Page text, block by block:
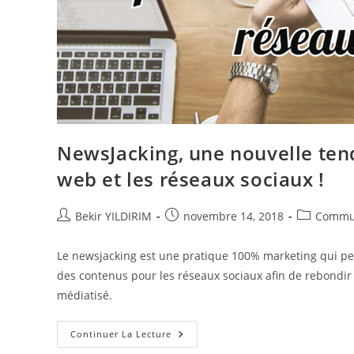
NewsJacking, une nouvelle
web et les réseaux sociaux !
Auteur/autrice
la
publication :
Bekir YILDIRIM
Publication
novembre 14, 2018
Post
Le newsjacking est une pratique 100% marketing qui
des contenus pour les réseaux sociaux afin de
médiatisé.
Continuer La Lecture NewsJacking,
Une